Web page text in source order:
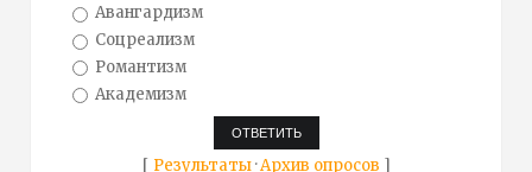
Авангардизм
Соцреализм
Романтизм
Академизм
[ Результаты·Архив опросов ]